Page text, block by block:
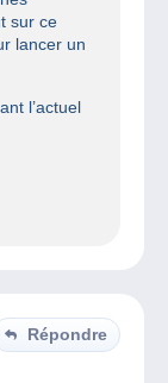
sur ce
lancer un
l’actuel
Répondre